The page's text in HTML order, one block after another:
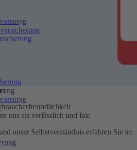
uns als verlässlich und fair.
unser Selbstverständnis erfahren Sie im